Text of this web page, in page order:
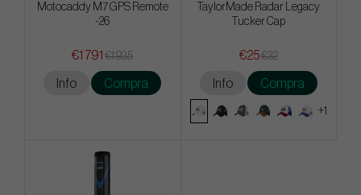
Motocaddy M7 GPS Remote
-26
€1 791 €1 935
Info Compra
TaylorMade Radar Legacy
Tucker Cap
€25€32
Info Compra
+1